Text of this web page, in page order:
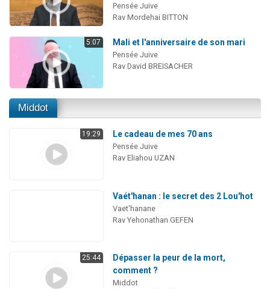
Pensée Juive
Rav Mordehai BITTON
5:07 Mali et l'anniversaire de son mari
Pensée Juive
Rav David BREISACHER
Middot
19:29 Le cadeau de mes 70 ans
Pensée Juive
Rav Eliahou UZAN
Vaét'hanan : le secret des 2 Lou'hot
Vaet'hanane
Rav Yehonathan GEFEN
25:44
Dépasser la peur de la mort,
comment ?
Middot